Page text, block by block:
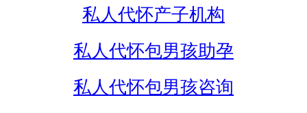
私人代怀产子机构
私人代怀包男孩助孕
私人代怀包男孩咨询